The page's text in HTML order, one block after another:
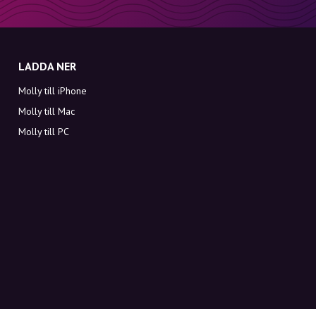
LADDA NER
Molly till iPhone
Molly till Mac
Molly till PC